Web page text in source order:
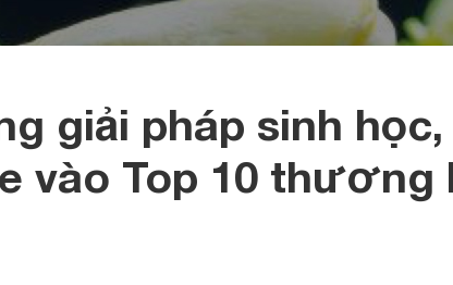
giải pháp sinh
vào Top 10 thương